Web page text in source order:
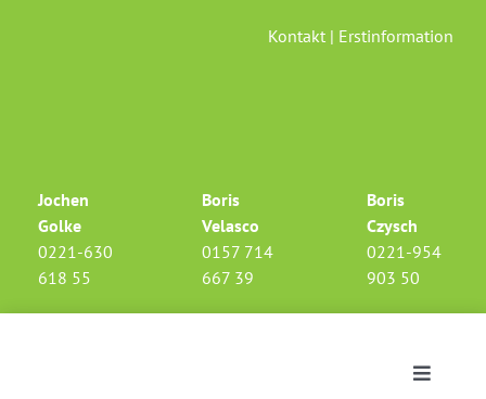
Jochen
Golke
0221-630
618 55
Boris
Velasco
0157 714
667 39
Boris
Czysch
0221-954
903 50
Kontakt | Erstinformation
Toggle